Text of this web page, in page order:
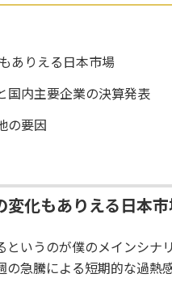
ありえる日本市場
国内主要企業の決算発表
の要因
化もありえる日本
いうのが僕のメインシナ
急騰による短期的な過熱